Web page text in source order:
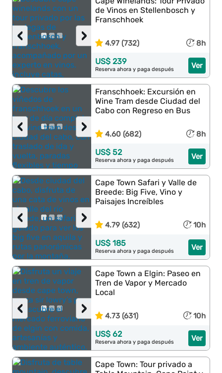
›
‹
de Vinos en Stellenbosch y
Franschhoek
4.97 (732) 8h
Ver
US$ 239
Reserva ahora y paga después
›
‹
Franschhoek: Excursión en
Wine Tram desde Ciudad del
Cabo con Regreso en Bus
4.60 (682) 8h
Ver
US$ 52
Reserva ahora y paga después
›
‹
Cape Town Safari y Valle de
Breede: Big Five, Vino y
Paisajes Increíbles
4.79 (632) 10h
Ver
US$ 185
Reserva ahora y paga después
›
‹
Cape Town a Elgin: Paseo en
Tren de Vapor y Mercado
Local
4.73 (631) 10h
Ver
US$ 62
Reserva ahora y paga después
Cape Town: Tour privado a